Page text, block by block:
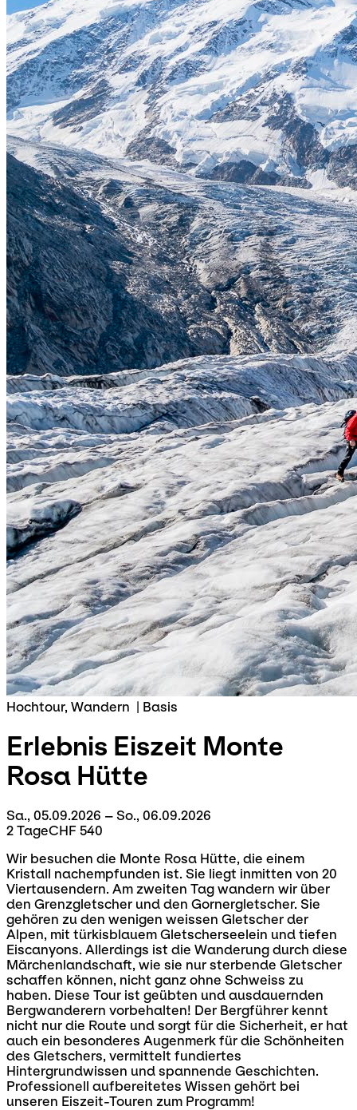
Hochtour, Wandern | Basis
Erlebnis Eiszeit Monte
Rosa Hütte
Sa., 05.09.2026 – So., 06.09.2026
2 TageCHF 540
Wir besuchen die Monte Rosa Hütte, die einem
Kristall nachempfunden ist. Sie liegt inmitten von 20
Viertausendern. Am zweiten Tag wandern wir über
den Grenzgletscher und den Gornergletscher. Sie
gehören zu den wenigen weissen Gletscher der
Alpen, mit türkisblauem Gletscherseelein und tiefen
Eiscanyons. Allerdings ist die Wanderung durch diese
Märchenlandschaft, wie sie nur sterbende Gletscher
schaffen können, nicht ganz ohne Schweiss zu
haben. Diese Tour ist geübten und ausdauernden
Bergwanderern vorbehalten! Der Bergführer kennt
nicht nur die Route und sorgt für die Sicherheit, er hat
auch ein besonderes Augenmerk für die Schönheiten
des Gletschers, vermittelt fundiertes
Hintergrundwissen und spannende Geschichten.
Professionell aufbereitetes Wissen gehört bei
unseren Eiszeit-Touren zum Programm!